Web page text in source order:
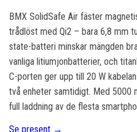
BMX SolidSafe Air fäster
trådlöst med Qi2 – bara 6,8 mm
state-batteri minskar mängden
vanliga litiumjonbatterier, och
C-porten ger upp till 20 W
två enheter samtidigt. Med 5000
full laddning av de flesta
Se present →